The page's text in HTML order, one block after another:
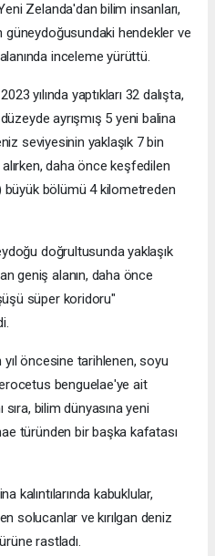
Zelanda'dan bilim insanları,
güneydoğusundaki hendekler ve
inceleme yürüttü.
yılında yaptıkları 32 dalışta,
ayrışmış 5 yeni balina
seviyesinin yaklaşık 7 bin
daha önce keşfedilen
bölümü 4 kilometreden
doğrultusunda yaklaşık
geniş alanın, daha önce
süper koridoru"
yıl öncesine tarihlenen, soyu
benguelae'ye ait
bilim dünyasına yeni
türünden bir başka kafatası
kalıntılarında kabuklular,
solucanlar ve kırılgan deniz
rastladı.